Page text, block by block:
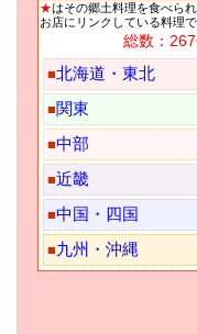
★はその郷土料理を食べら
お店にリンクしている料理
総数：
■北海道・東北
■関東
■中部
■近畿
■中国・四国
■九州・沖縄